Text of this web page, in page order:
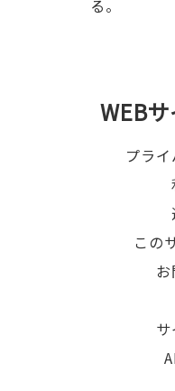
る。
WEB
プラ
この